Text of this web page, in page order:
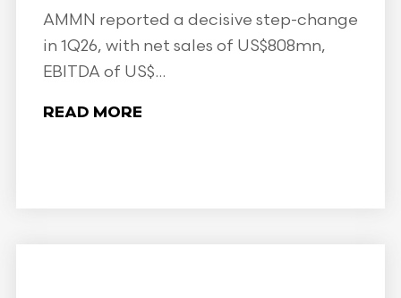
AMMN reported a decisive step-change
in 1Q26, with net sales of US$808mn,
EBITDA of US$...
READ MORE